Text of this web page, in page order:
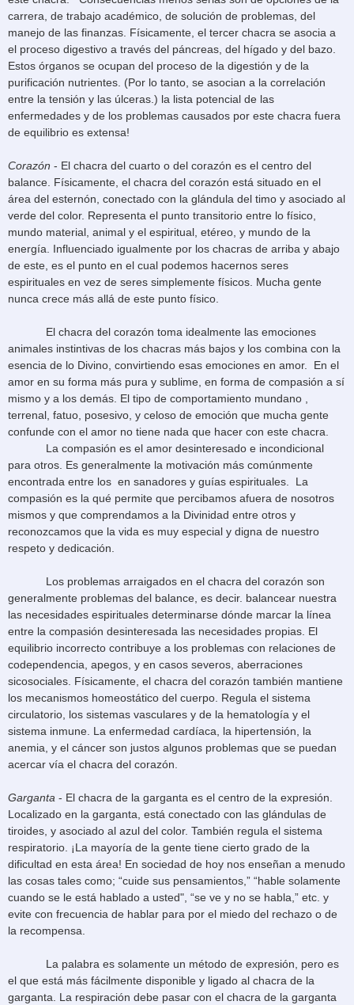
carrera, de trabajo académico, de solución de problemas, del
manejo de las finanzas. Físicamente, el tercer chacra se asocia a
el proceso digestivo a través del páncreas, del hígado y del bazo.
Estos órganos se ocupan del proceso de la digestión y de la
purificación nutrientes. (Por lo tanto, se asocian a la correlación
entre la tensión y las úlceras.) la lista potencial de las
enfermedades y de los problemas causados por este chacra fuera
de equilibrio es extensa!
Corazón - El chacra del cuarto o del corazón es el centro del
balance. Físicamente, el chacra del corazón está situado en el
área del esternón, conectado con la glándula del timo y asociado al
verde del color. Representa el punto transitorio entre lo físico,
mundo material, animal y el espiritual, etéreo, y mundo de la
energía. Influenciado igualmente por los chacras de arriba y abajo
de este, es el punto en el cual podemos hacernos seres
espirituales en vez de seres simplemente físicos. Mucha gente
nunca crece más allá de este punto físico.
El chacra del corazón toma idealmente las emociones
animales instintivas de los chacras más bajos y los combina con la
esencia de lo Divino, convirtiendo esas emociones en amor. En el
amor en su forma más pura y sublime, en forma de compasión a sí
mismo y a los demás. El tipo de comportamiento mundano ,
terrenal, fatuo, posesivo, y celoso de emoción que mucha gente
confunde con el amor no tiene nada que hacer con este chacra.
La compasión es el amor desinteresado e incondicional
para otros. Es generalmente la motivación más comúnmente
encontrada entre los en sanadores y guías espirituales. La
compasión es la qué permite que percibamos afuera de nosotros
mismos y que comprendamos a la Divinidad entre otros y
reconozcamos que la vida es muy especial y digna de nuestro
respeto y dedicación.
Los problemas arraigados en el chacra del corazón son
generalmente problemas del balance, es decir. balancear nuestra
las necesidades espirituales determinarse dónde marcar la línea
entre la compasión desinteresada las necesidades propias. El
equilibrio incorrecto contribuye a los problemas con relaciones de
codependencia, apegos, y en casos severos, aberraciones
sicosociales. Físicamente, el chacra del corazón también mantiene
los mecanismos homeostático del cuerpo. Regula el sistema
circulatorio, los sistemas vasculares y de la hematología y el
sistema inmune. La enfermedad cardíaca, la hipertensión, la
anemia, y el cáncer son justos algunos problemas que se puedan
acercar vía el chacra del corazón.
Garganta - El chacra de la garganta es el centro de la expresión.
Localizado en la garganta, está conectado con las glándulas de
tiroides, y asociado al azul del color. También regula el sistema
respiratorio. ¡La mayoría de la gente tiene cierto grado de la
dificultad en esta área! En sociedad de hoy nos enseñan a menudo
las cosas tales como; “cuide sus pensamientos,” “hable solamente
cuando se le está hablado a usted", “se ve y no se habla,” etc. y
evite con frecuencia de hablar para por el miedo del rechazo o de
la recompensa.
La palabra es solamente un método de expresión, pero es
el que está más fácilmente disponible y ligado al chacra de la
garganta. La respiración debe pasar con el chacra de la garganta